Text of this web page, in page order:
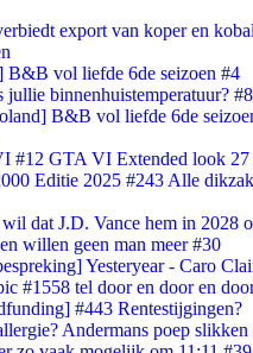
export van koper en
B&B vol liefde 6de seizoen #4
jullie binnenhuistemperatuur?
B&B vol liefde 6de
#12 GTA VI Extended look
Editie 2025 #243 Alle
dat J.D. Vance hem in 2028
willen geen man meer #30
Yesteryear - Caro
#1558 tel door en door en
#443 Rentestijgingen?
Andermans poep slikken